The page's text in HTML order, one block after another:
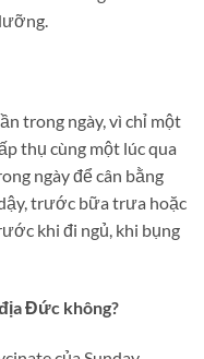
trong ngày, vì chỉ một
thụ cùng một lúc qua
ngày để cân bằng
trước bữa trưa hoặc
khi đi ngủ, khi bụng
Đức không?